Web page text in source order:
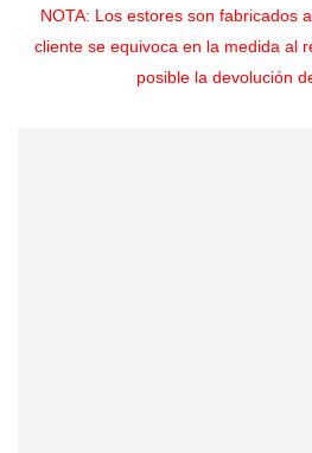
NOTA: Los estores son fabricados
cliente se equivoca en la medida al
posible la devolución